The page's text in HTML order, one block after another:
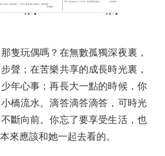
玩偶嗎？在無數孤獨深夜裏，
聲；在苦樂共享的成長時光裏，
年心事；再長大一點的時候，你
橋流水。滴答滴答滴答，可時光
斷向前。你忘了要享受生活，也
來應該和她一起去看的。